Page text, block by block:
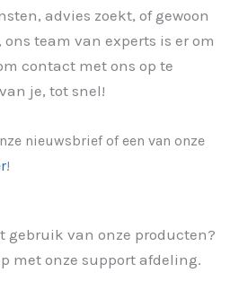
advies zoekt, of gewoon
team van experts is er om
contact met ons op te
je, tot snel!
nieuwsbrief of een van onze
!
gebruik van onze producten?
met onze support afdeling.